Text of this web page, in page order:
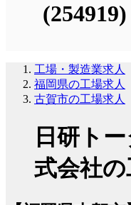
(254919)
工場・製造業求人
福岡県の工場求人
古賀市の工場求人
日研ト
式会社の